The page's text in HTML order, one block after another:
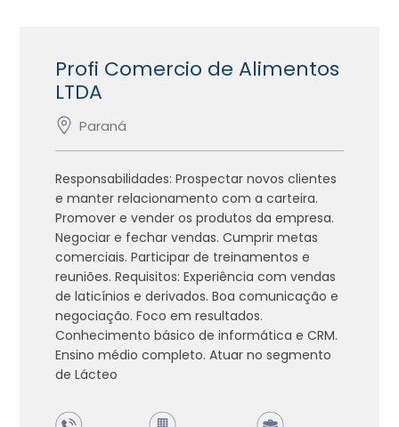
Profi Comercio de Alimentos
LTDA
Paraná
Responsabilidades: Prospectar novos clientes
e manter relacionamento com a carteira.
Promover e vender os produtos da empresa.
Negociar e fechar vendas. Cumprir metas
comerciais. Participar de treinamentos e
reuniões. Requisitos: Experiência com vendas
de laticínios e derivados. Boa comunicação e
negociação. Foco em resultados.
Conhecimento básico de informática e CRM.
Ensino médio completo. Atuar no segmento
de Lácteo